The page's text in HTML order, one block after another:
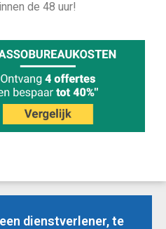
de 48 uur!
dienstverlener, te